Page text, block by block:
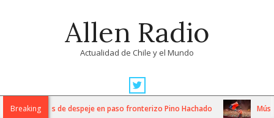
Allen Radio
Actualidad de Chile y el Mundo
Navigation
MenuBreaking
trabajos de despeje en paso fronterizo Pino Hachado Música: